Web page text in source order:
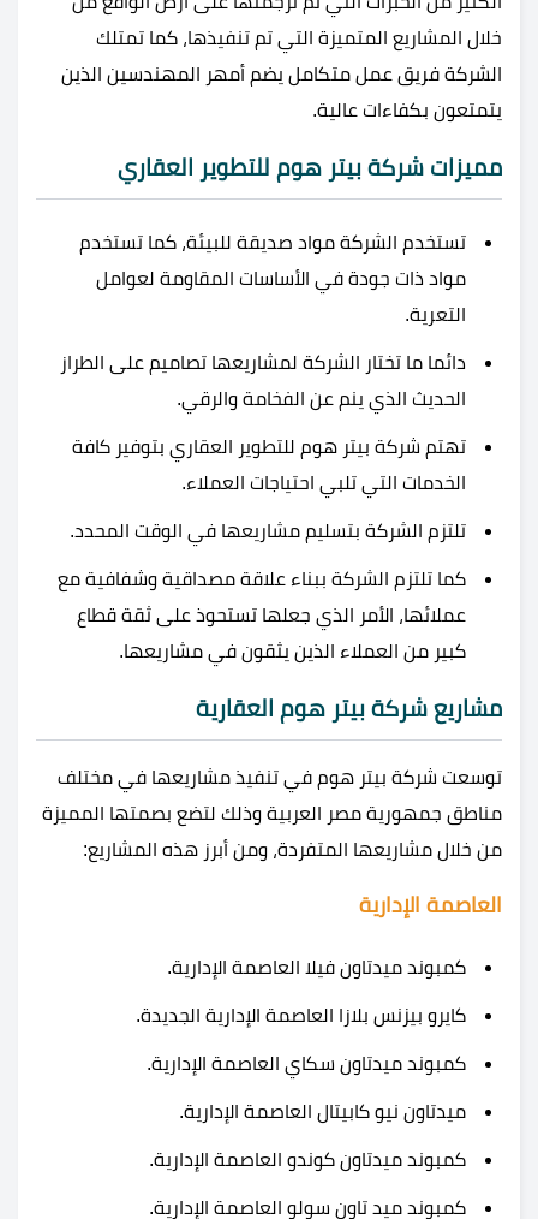
خلال المشاريع المتميزة التي تم تنفيذها، كما تمتلك
الشركة فريق عمل متكامل يضم أمهر المهندسين الذين
يتمتعون بكفاءات عالية.
مميزات شركة بيتر هوم للتطوير العقاري
تستخدم الشركة مواد صديقة للبيئة، كما تستخدم
مواد ذات جودة في الأساسات المقاومة لعوامل
التعرية.
دائما ما تختار الشركة لمشاريعها تصاميم على الطراز
الحديث الذي ينم عن الفخامة والرقي.
تهتم شركة بيتر هوم للتطوير العقاري بتوفير كافة
الخدمات التي تلبي احتياجات العملاء.
تلتزم الشركة بتسليم مشاريعها في الوقت المحدد.
كما تلتزم الشركة ببناء علاقة مصداقية وشفافية مع
عملائها، الأمر الذي جعلها تستحوذ على ثقة قطاع
كبير من العملاء الذين يثقون في مشاريعها.
مشاريع شركة بيتر هوم العقارية
توسعت شركة بيتر هوم في تنفيذ مشاريعها في مختلف
مناطق جمهورية مصر العربية وذلك لتضع بصمتها المميزة
من خلال مشاريعها المتفردة، ومن أبرز هذه المشاريع:
العاصمة الإدارية
كمبوند ميدتاون فيلا العاصمة الإدارية.
كايرو بيزنس بلازا العاصمة الإدارية الجديدة.
كمبوند ميدتاون سكاي العاصمة الإدارية.
ميدتاون نيو كابيتال العاصمة الإدارية.
كمبوند ميدتاون كوندو العاصمة الإدارية.
كمبوند ميد تاون سولو العاصمة الإدارية.